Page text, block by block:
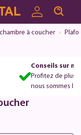
à coucher
Conseils sur
Profitez de plus
nous sommes là